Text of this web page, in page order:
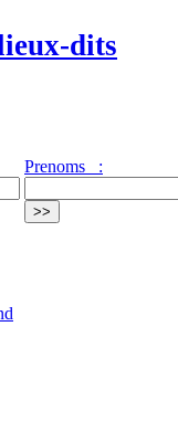
dits
Prenoms :